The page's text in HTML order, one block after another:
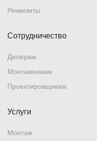
Реквизиты
Сотрудничество
Дилерам
Монтажникам
Проектировщикам
Услуги
Монтаж